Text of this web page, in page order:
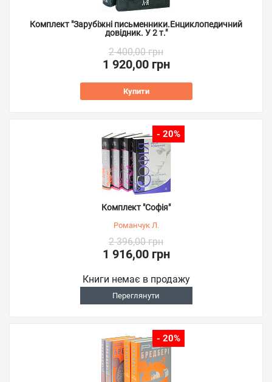
Комплект "Зарубіжні письменники.Енциклопедичний
довідник. У 2 т."
2 400,00 грн
1 920,00 грн
Купити
- 20%
Комплект "Софія"
Романчук Л.
2 396,00 грн
1 916,00 грн
Книги немає в продажу
Переглянути
- 20%